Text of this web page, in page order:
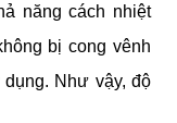
năng cách nhiệt
bị cong vênh
Như vậy, độ